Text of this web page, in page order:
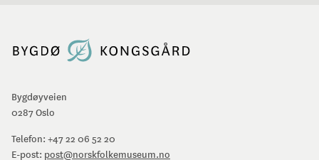
Bygdøyveien
0287 Oslo
Telefon: +47 22 06 52 20
E-post: post@norskfolkemuseum.no